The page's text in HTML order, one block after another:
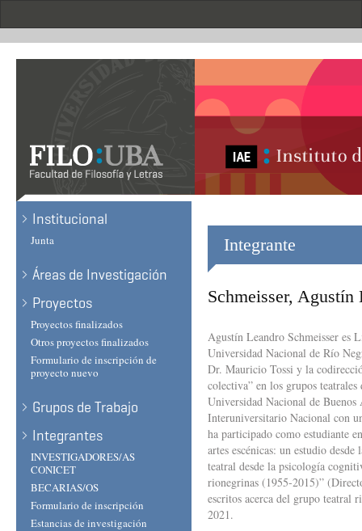
Institucional
Junta
Áreas de Investigación
Proyectos
Proyectos finalizados
Otros proyectos finalizados
Formulario de inscripción de
proyecto nuevo
Grupos de Trabajo
Integrantes
INVESTIGADORES/AS
CONICET
BECARIAS/OS
Formulario de inscripción
Estancias de investigación
Integrante
Schmeisser, Agustín
Agustín Leandro Schmeisser es
Universidad Nacional de Río
Dr. Mauricio Tossi y la
colectiva” en los grupos
Universidad Nacional de Buenos
Interuniversitario Nacional con
ha participado como estudiante
artes escénicas: un estudio
teatral desde la psicología
rionegrinas (1955-2015)”
escritos acerca del grupo teatral
2021.